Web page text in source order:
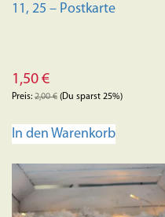
11, 25 – Postkarte
1,50 €
Preis: 2,00€ (Du sparst 25%)
In den Warenkorb